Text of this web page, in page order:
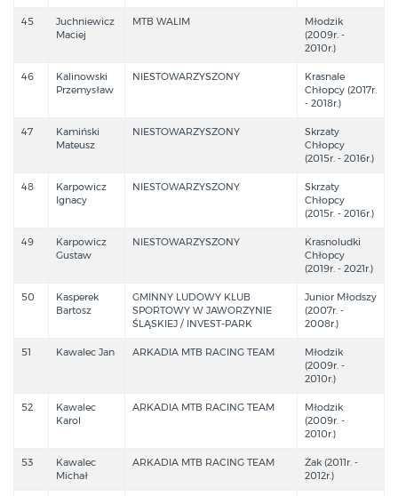
45
Juchniewicz
Maciej
MTB WALIM
Młodzik
(2009r. -
2010r.)
46
Kalinowski
Przemysław
NIESTOWARZYSZONY
Krasnale
Chłopcy (2017r.
- 2018r.)
47
Kamiński
Mateusz
NIESTOWARZYSZONY
Skrzaty
Chłopcy
(2015r. - 2016r.)
48
Karpowicz
Ignacy
NIESTOWARZYSZONY
Skrzaty
Chłopcy
(2015r. - 2016r.)
49
Karpowicz
Gustaw
NIESTOWARZYSZONY
Krasnoludki
Chłopcy
(2019r. - 2021r.)
50
Kasperek
Bartosz
GMINNY LUDOWY KLUB
SPORTOWY W JAWORZYNIE
ŚLĄSKIEJ / INVEST-PARK
Junior Młodszy
(2007r. -
2008r.)
51 Kawalec Jan ARKADIA MTB RACING TEAM
Młodzik
(2009r. -
2010r.)
52
Kawalec
Karol
ARKADIA MTB RACING TEAM
Młodzik
(2009r. -
2010r.)
53
Kawalec
Michał
ARKADIA MTB RACING TEAM
Żak (2011r. -
2012r.)